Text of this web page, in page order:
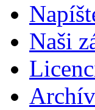
Naši
Archív